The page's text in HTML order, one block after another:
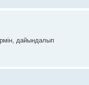
дайындалып